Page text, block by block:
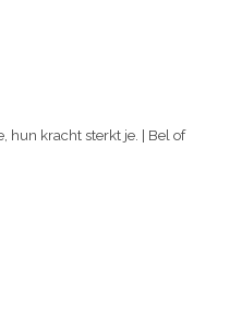
hun kracht sterkt je. | Bel of